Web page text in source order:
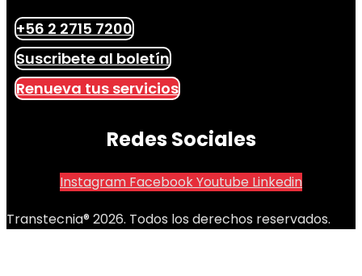
+56 2 2715 7200
Suscribete al boletín
Renueva tus servicios
Redes Sociales
Instagram FacebookYoutube Linkedin
Transtecnia® 2026. Todos los derechos reservados.